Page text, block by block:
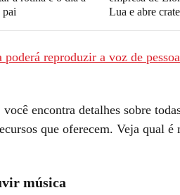
pai
Lua e abre
poderá reproduzir a voz de
você encontra detalhes sobre
que oferecem. Veja qual é
música